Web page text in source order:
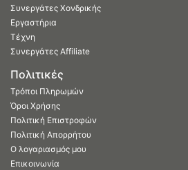
Συνεργάτες Χονδρικής
Εργαστήρια
Τέχνη
Συνεργάτες Affiliate
Πολιτικές
Τρόποι Πληρωμών
Όροι Χρήσης
Πολιτική Επιστροφών
Πολιτική Απορρήτου
Ο λογαριασμός μου
Επικοινωνία